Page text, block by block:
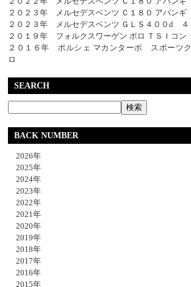
２０２３年 メルセデスベンツ Ｃ１８０ アバンギ
２０２３年 メルセデスベンツ ＧＬＳ４００d ４
２０１９年 フォルクスワーゲン ポロ ＴＳＩコン
２０１６年 ポルシェ マカンターボ スポーツク
ロ
SEARCH
BACK NUMBER
2026年
2025年
2024年
2023年
2022年
2021年
2020年
2019年
2018年
2017年
2016年
2015年